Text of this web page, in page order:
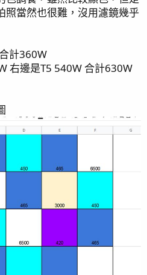
照 2022-06-01
照當然也很難，沒用濾鏡幾乎
計360W
右邊是T5 540W 合計630W